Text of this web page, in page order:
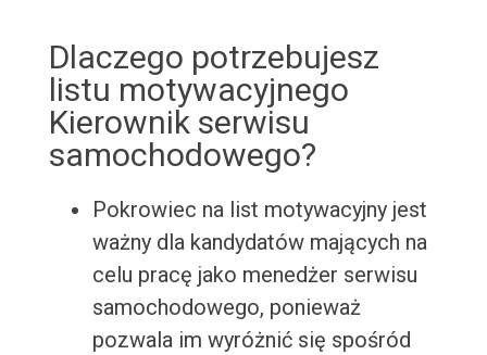
Dlaczego potrzebujesz
listu motywacyjnego
Kierownik serwisu
samochodowego?
Pokrowiec na list motywacyjny jest
ważny dla kandydatów mających na
celu pracę jako menedżer serwisu
samochodowego, ponieważ
pozwala im wyróżnić się spośród